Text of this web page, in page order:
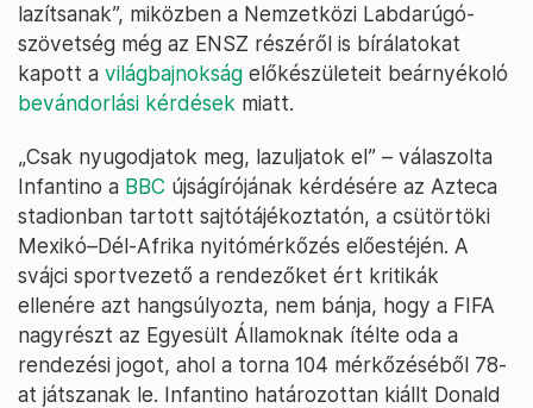
lazítsanak”, miközben a Nemzetközi Labdarúgó-
szövetség még az ENSZ részéről is bírálatokat
kapott a világbajnokság előkészületeit beárnyékoló
bevándorlási kérdések miatt.
„Csak nyugodjatok meg, lazuljatok el” – válaszolta
Infantino a BBC újságírójának kérdésére az Azteca
stadionban tartott sajtótájékoztatón, a csütörtöki
Mexikó–Dél-Afrika nyitómérkőzés előestéjén. A
svájci sportvezető a rendezőket ért kritikák
ellenére azt hangsúlyozta, nem bánja, hogy a FIFA
nagyrészt az Egyesült Államoknak ítélte oda a
rendezési jogot, ahol a torna 104 mérkőzéséből 78-
at játszanak le. Infantino határozottan kiállt Donald